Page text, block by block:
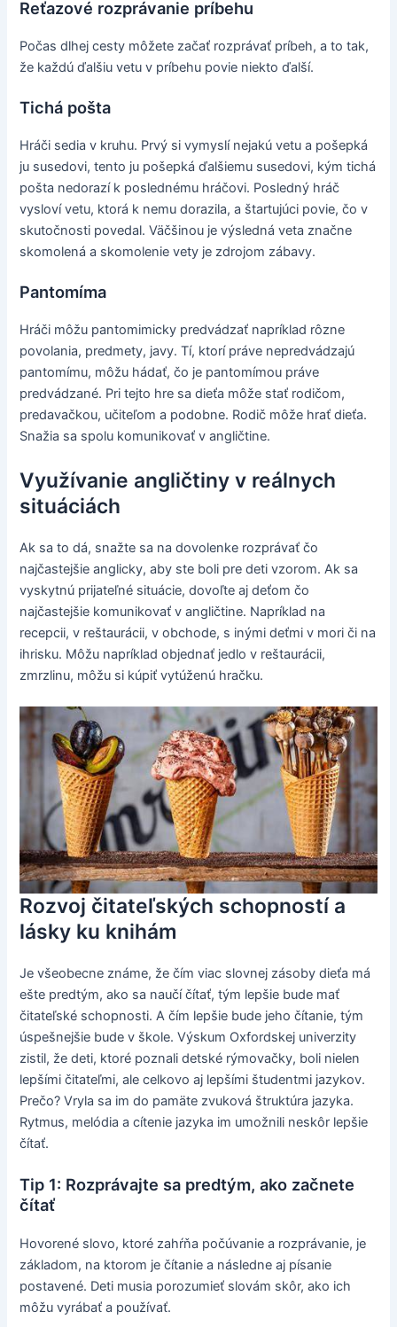
Reťazové rozprávanie príbehu
Počas dlhej cesty môžete začať rozprávať príbeh, a to tak,
že každú ďalšiu vetu v príbehu povie niekto ďalší.
Tichá pošta
Hráči sedia v kruhu. Prvý si vymyslí nejakú vetu a pošepká
ju susedovi, tento ju pošepká ďalšiemu susedovi, kým tichá
pošta nedorazí k poslednému hráčovi. Posledný hráč
vysloví vetu, ktorá k nemu dorazila, a štartujúci povie, čo v
skutočnosti povedal. Väčšinou je výsledná veta značne
skomolená a skomolenie vety je zdrojom zábavy.
Pantomíma
Hráči môžu pantomimicky predvádzať napríklad rôzne
povolania, predmety, javy. Tí, ktorí práve nepredvádzajú
pantomímu, môžu hádať, čo je pantomímou práve
predvádzané. Pri tejto hre sa dieťa môže stať rodičom,
predavačkou, učiteľom a podobne. Rodič môže hrať dieťa.
Snažia sa spolu komunikovať v angličtine.
Využívanie angličtiny v reálnych
situáciách
Ak sa to dá, snažte sa na dovolenke rozprávať čo
najčastejšie anglicky, aby ste boli pre deti vzorom. Ak sa
vyskytnú prijateľné situácie, dovoľte aj deťom čo
najčastejšie komunikovať v angličtine. Napríklad na
recepcii, v reštaurácii, v obchode, s inými deťmi v mori či na
ihrisku. Môžu napríklad objednať jedlo v reštaurácii,
zmrzlinu, môžu si kúpiť vytúženú hračku.
Rozvoj čitateľských schopností a
lásky ku knihám
Je všeobecne známe, že čím viac slovnej zásoby dieťa má
ešte predtým, ako sa naučí čítať, tým lepšie bude mať
čitateľské schopnosti. A čím lepšie bude jeho čítanie, tým
úspešnejšie bude v škole. Výskum Oxfordskej univerzity
zistil, že deti, ktoré poznali detské rýmovačky, boli nielen
lepšími čitateľmi, ale celkovo aj lepšími študentmi jazykov.
Prečo? Vryla sa im do pamäte zvuková štruktúra jazyka.
Rytmus, melódia a cítenie jazyka im umožnili neskôr lepšie
čítať.
Tip 1: Rozprávajte sa predtým, ako začnete
čítať
Hovorené slovo, ktoré zahŕňa počúvanie a rozprávanie, je
základom, na ktorom je čítanie a následne aj písanie
postavené. Deti musia porozumieť slovám skôr, ako ich
môžu vyrábať a používať.